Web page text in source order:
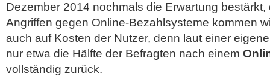
Dezember 2014 nochmals die Erwartung
Angriffen gegen Online-Bezahlsysteme kommen
auch auf Kosten der Nutzer, denn laut einer
nur etwa die Hälfte der Befragten nach einem
vollständig zurück.